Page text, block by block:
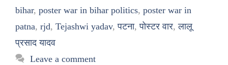
bihar, poster war in bihar politics, poster war in
patna, rjd, Tejashwi yadav,पटना,पोस्टर वार,लालू
प्रसाद यादव
Leave a comment